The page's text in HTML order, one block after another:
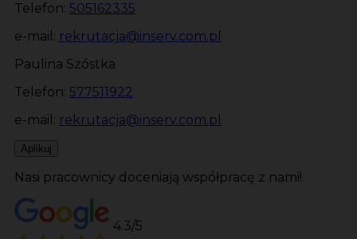
Telefon: 505162335
e-mail: rekrutacja@inserv.com.pl
Paulina Szóstka
Telefon: 577511922
e-mail: rekrutacja@inserv.com.pl
Aplikuj
Nasi pracownicy doceniają współpracę z nami!
4.3/5